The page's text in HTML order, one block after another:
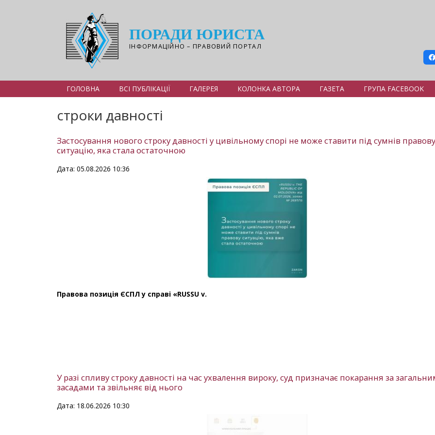
ПОРАДИ ЮРИСТА
ІНФОРМАЦІЙНО – ПРАВОВИЙ ПОРТАЛ
ГОЛОВНА ВСІ ПУБЛІКАЦІЇ ГАЛЕРЕЯ КОЛОНКА АВТОРА ГАЗЕТА ГРУПА FACEBOOK
строки давності
Застосування нового строку давності у цивільному спорі не може ставити під сумнів правову
ситуацію, яка стала остаточною
Дата: 05.08.2026 10:36
Правова позиція ЄСПЛ у справі «RUSSU v.
У разі спливу строку давності на час ухвалення вироку, суд призначає покарання за
засадами та звільняє від нього
Дата: 18.06.2026 10:30